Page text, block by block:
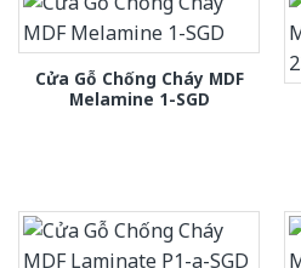
Cửa Gỗ Chống Cháy MDF
Melamine 1-SGD